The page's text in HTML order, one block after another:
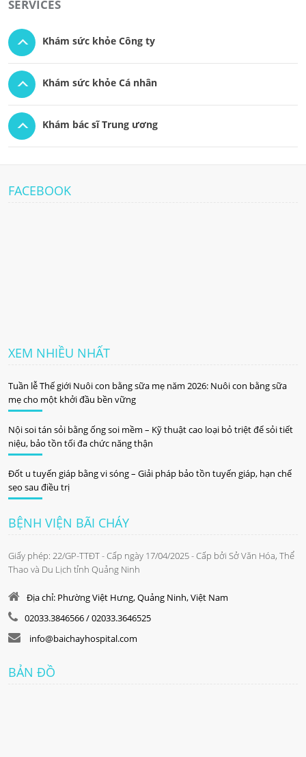
SERVICES
Khám sức khỏe Công ty
Khám sức khỏe Cá nhân
Khám bác sĩ Trung ương
FACEBOOK
XEM NHIỀU NHẤT
Tuần lễ Thế giới Nuôi con bằng sữa mẹ năm 2026: Nuôi con bằng sữa
mẹ cho một khởi đầu bền vững
Nội soi tán sỏi bằng ống soi mềm – Kỹ thuật cao loại bỏ triệt để sỏi tiết
niệu, bảo tồn tối đa chức năng thận
Đốt u tuyến giáp bằng vi sóng – Giải pháp bảo tồn tuyến giáp, hạn chế
sẹo sau điều trị
BỆNH VIỆN BÃI CHÁY
Giấy phép: 22/GP-TTĐT - Cấp ngày 17/04/2025 - Cấp bởi Sở Văn Hóa, Thể
Thao và Du Lịch tỉnh Quảng Ninh
Địa chỉ: Phường Việt Hưng, Quảng Ninh, Việt Nam
02033.3846566 / 02033.3646525
info@baichayhospital.com
BẢN ĐỒ